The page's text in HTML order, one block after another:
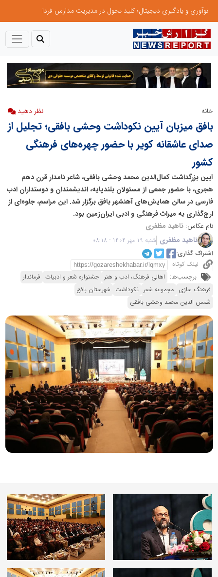
نوآوری و یادگیری دیجیتال؛ کلید تحول در مدیریت مدارس فردا
خانه نظر دهید
بافق میزبان آیین نکوداشت وحشی بافقی؛ تجلیل از
صدای عاشقانه کویر با حضور چهره‌های فرهنگی
کشور
آیین بزرگداشت کمال‌الدین محمد وحشی بافقی، شاعر نامدار قرن دهم
هجری، با حضور جمعی از مسئولان بلندپایه، اندیشمندان و دوستداران ادب
فارسی در سالن همایش‌های آهنشهر بافق برگزار شد. این مراسم، جلوه‌ای از
ارج‌گذاری به میراث فرهنگی و ادبی ایران‌زمین بود.
نام عکاس:ناهید مظفری
ناهید مظفری شنبه 19 مهر 1404 - 08:18
اشتراک گذاری:
لینک کوتاه
برچسب‌ها: اهالی فرهنگ، ادب و هنر جشنواره شعر و ادبیات فرماندار
فرهنگ سازی مجموعه شعر نکوداشت شهرستان بافق
شمس الدین محمد وحشی بافقی